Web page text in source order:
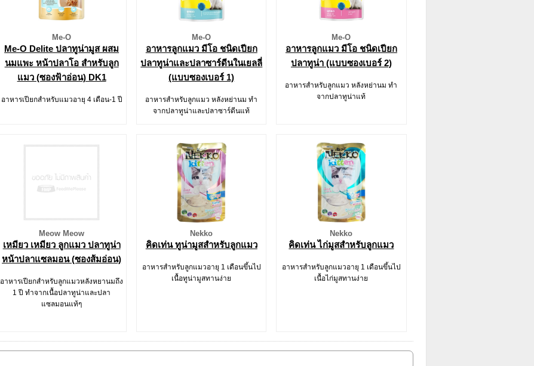
Me-O
Me-O Delite ปลาทูน่ามูส ผสม
นมแพะ หน้าปลาโอ สำหรับลูก
แมว (ซองฟ้าอ่อน) DK1
อาหารเปียกสำหรับแมวอายุ 4 เดือน-1 ปี
Me-O
อาหารลูกแมว มีโอ ชนิดเปียก
ปลาทูน่าและปลาซาร์ดีนในเยลลี่
(แบบซองเบอร์ 1)
อาหารสำหรับลูกแมว หลังหย่านม ทำ
จากปลาทูน่าและปลาซาร์ดีนแท้
Me-O
อาหารลูกแมว มีโอ ชนิดเปียก
ปลาทูน่า (แบบซองเบอร์ 2)
อาหารสำหรับลูกแมว หลังหย่านม ทำ
จากปลาทูน่าแท้
Meow Meow
เหมียว เหมียว ลูกแมว ปลาทูน่า
หน้าปลาแซลมอน (ซองส้มอ่อน)
อาหารเปียกสำหรับลูกแมวหลังหยานมถึง
1 ปี ทำจากเนื้อปลาทูน่าและปลา
แซลมอนแท้ๆ
Nekko
คิดเท่น ทูน่ามูสสำหรับลูกแมว
อาหารสำหรับลูกแมวอายุ 1 เดือนขึ้นไป
เนื้อทูน่ามูสทานง่าย
Nekko
คิดเท่น ไก่มูสสำหรับลูกแมว
อาหารสำหรับลูกแมวอายุ 1 เดือนขึ้นไป
เนื้อไก่มูสทานง่าย